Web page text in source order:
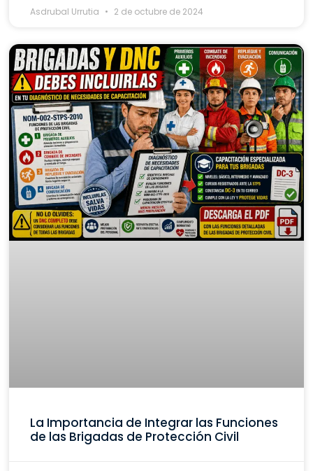
Asdrubal Urrutia 2 de octubre de 2024
La Importancia de Integrar las Funciones
de las Brigadas de Protección Civil